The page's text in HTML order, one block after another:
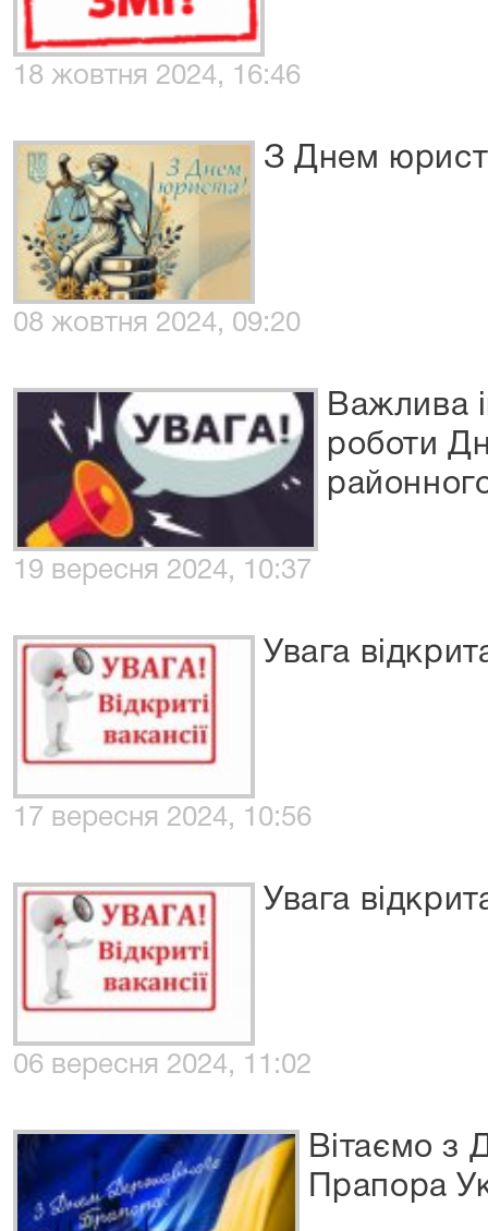
18 жовтня 2024, 16:46
З Днем
08 жовтня 2024, 09:20
Важлива
роботи
19 вересня 2024, 10:37
Увага
17 вересня 2024, 10:56
Увага
06 вересня 2024, 11:02
Вітаємо з
Прапора